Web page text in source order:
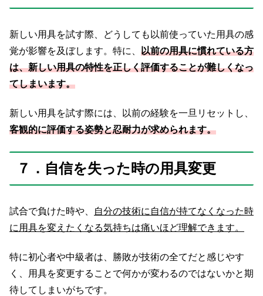
新しい用具を試す際、どうしても以前使っていた用具の感
覚が影響を及ぼします。特に、 以前の用具に慣れている方
は、新しい用具の特性を正しく評価することが難しくなっ
てしまいます。
新しい用具を試す際には、以前の経験を一旦リセットし、
客観的に評価する姿勢と忍耐力が求められます。
７．自信を失った時の用具変更
試合で負けた時や、
自分の技術に自信が持てなくなった時
に用具を変えたくなる気持ちは痛いほど理解できます。
特に初心者や中級者は、勝敗が技術の全てだと感じやす
く、用具を変更することで何かが変わるのではないかと期
待してしまいがちです。